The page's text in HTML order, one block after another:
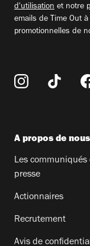
d'utilisation et notre
emails de Time Out
promotionnelles de
A propos de nous
Les communiqués
presse
Actionnaires
Recrutement
Avis de